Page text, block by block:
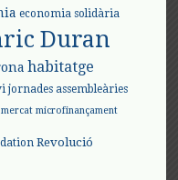
economia solidària
Duran
habitatge
jornades assembleàries
mercat microfinançament
Revolució